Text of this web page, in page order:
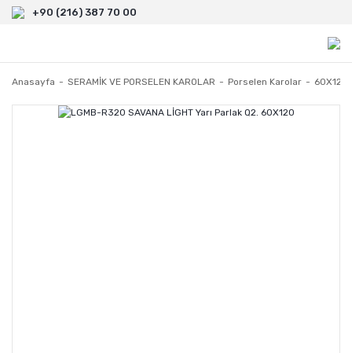
+90 (216) 387 70 00
Anasayfa SERAMİK VE PORSELEN KAROLAR Porselen Karolar 60X120